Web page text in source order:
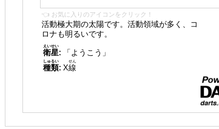
👈 お気に入りのアイコンをクリック！
活動極大期の太陽です。活動領域が多く、コ
ロナも明るいです。
衛星
えいせい
:
「ようこう」
種類
しゅるい
: X線
せん